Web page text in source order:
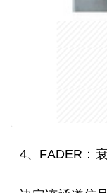
4、FADER：